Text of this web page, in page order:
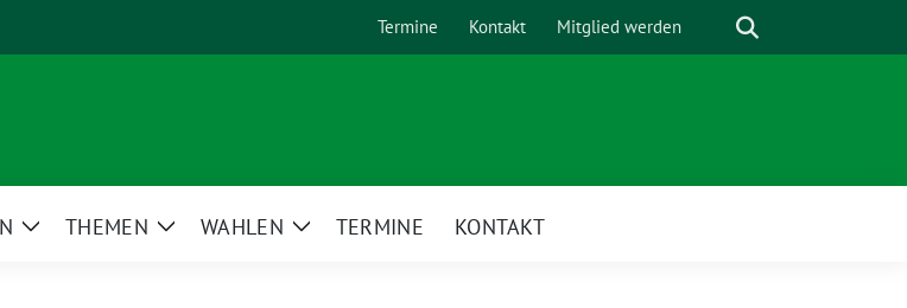
Termine Kontakt Mitglied werden Suche
ZeigeTHEMEN
ZeigeWAHLEN
ZeigeTERMINE KONTAKT